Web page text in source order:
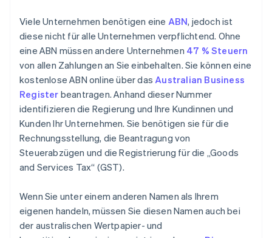
Viele Unternehmen benötigen eine ABN, jedoch ist
diese nicht für alle Unternehmen verpflichtend. Ohne
eine ABN müssen andere Unternehmen 47 % Steuern
von allen Zahlungen an Sie einbehalten. Sie können eine
kostenlose ABN online über dasAustralian Business
Register beantragen. Anhand dieser Nummer
identifizieren die Regierung und Ihre Kundinnen und
Kunden Ihr Unternehmen. Sie benötigen sie für die
Rechnungsstellung, die Beantragung von
Steuerabzügen und die Registrierung für die „Goods
and Services Tax“ (GST).
Wenn Sie unter einem anderen Namen als Ihrem
eigenen handeln, müssen Sie diesen Namen auch bei
der australischen Wertpapier- und